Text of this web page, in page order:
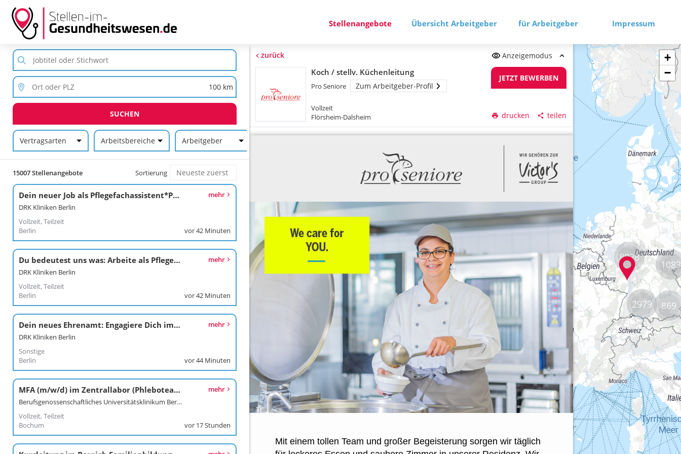
Stellenangebote Übersicht Arbeitgeber für Arbeitgeber Impressum
SUCHEN
Vertragsarten Arbeitsbereiche Arbeitgeber
15007 Stellenangebote Sortierung
Dein neuer Job als Pflegefachassistent*Pflegefachassistentin im Kunstkrankenhaus
DRK Kliniken Berlin
Vollzeit, Teilzeit
Berlin
mehr
vor 42 Minuten
Du bedeutest uns was: Arbeite als Pflegefachkraft / Pflegefachfrau*mann in den DRK Kliniken Berlin Köpenick
DRK Kliniken Berlin
Vollzeit, Teilzeit
Berlin
mehr
vor 42 Minuten
Dein neues Ehrenamt: Engagiere Dich im Besuchsdienst „Die Zeitschenker*innen“ der DRK Kliniken Berlin Köpenick
DRK Kliniken Berlin
Sonstige
Berlin
mehr
vor 44 Minuten
MFA (m/w/d) im Zentrallabor (Phleboteam)
Berufsgenossenschaftliches Universitätsklinikum Bergmannsheil gGmbH
Vollzeit, Teilzeit
Bochum
mehr
vor 17 Stunden
zurück Anzeigemodus
Koch / stellv. Küchenleitung
Pro Seniore Zum Arbeitgeber-Profil
Vollzeit
Flörsheim-Dalsheim
JETZT BEWERBEN
drucken teilen
8828
2979
1083
869
+
−